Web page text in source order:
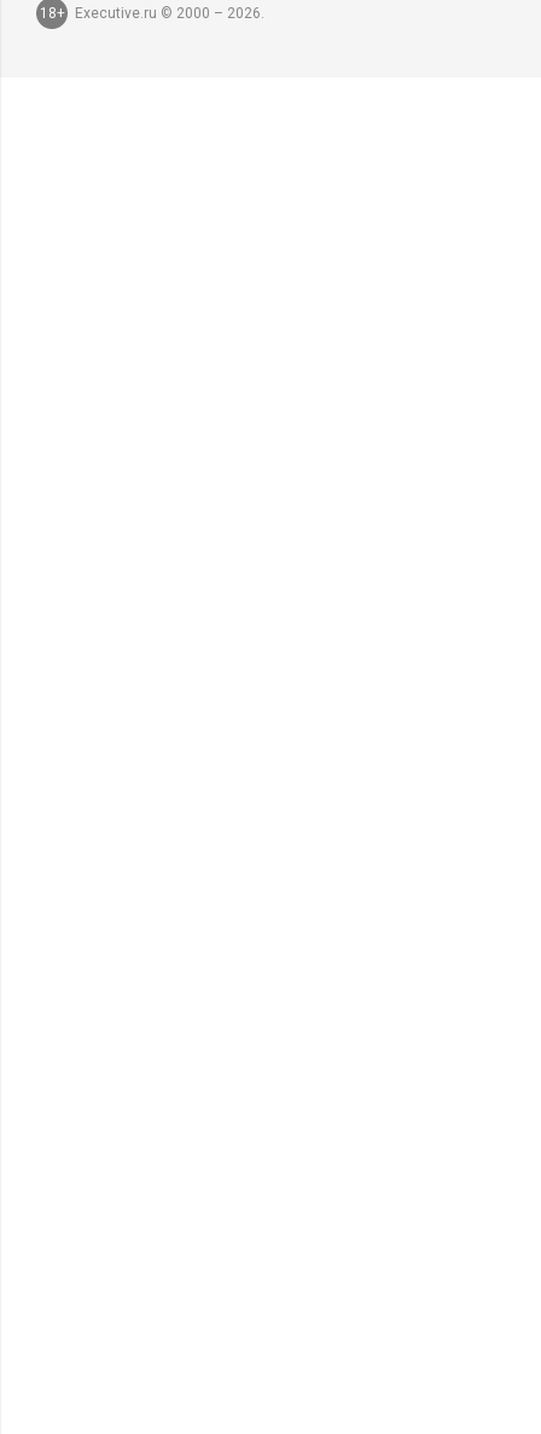
18+ Executive.ru © 2000 – 2026.